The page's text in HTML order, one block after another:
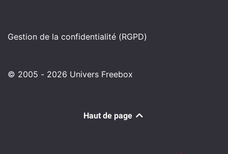
Gestion de la confidentialité (RGPD)
© 2005 - 2026 Univers Freebox
Haut de page